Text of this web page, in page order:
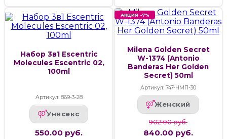
Набор 3в1 Escentric
Molecules Escentric 02,
100ml
Артикул: 869-3-28
Унисекс
550.00 руб.
АКЦИЯ -7%
Milena Golden Secret
W-1374 (Antonio
Banderas Her Golden
Secret) 50ml
Артикул: 747-НМП-30
Женский
902.00 руб.
840.00 руб.